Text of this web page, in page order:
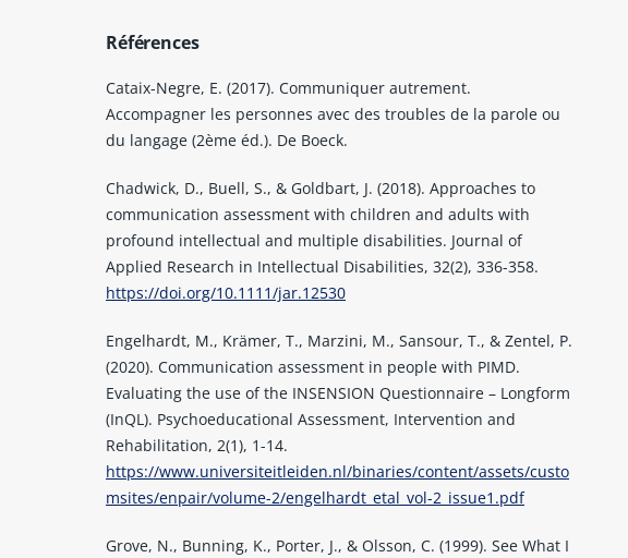
Références
Cataix-Negre, E. (2017). Communiquer autrement.
Accompagner les personnes avec des troubles de la parole ou
du langage (2ème éd.). De Boeck.
Chadwick, D., Buell, S., & Goldbart, J. (2018). Approaches to
communication assessment with children and adults with
profound intellectual and multiple disabilities. Journal of
Applied Research in Intellectual Disabilities, 32(2), 336-358.
https://doi.org/10.1111/jar.12530
Engelhardt, M., Krämer, T., Marzini, M., Sansour, T., & Zentel, P.
(2020). Communication assessment in people with PIMD.
Evaluating the use of the INSENSION Questionnaire – Longform
(InQL). Psychoeducational Assessment, Intervention and
Rehabilitation, 2(1), 1-14.
https://www.universiteitleiden.nl/binaries/content/assets/custo
msites/enpair/volume-2/engelhardt_etal_vol-2_issue1.pdf
Grove, N., Bunning, K., Porter, J., & Olsson, C. (1999). See What I